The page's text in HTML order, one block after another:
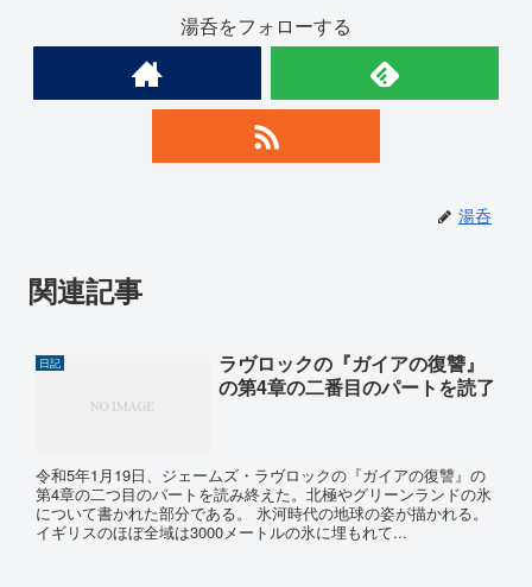
湯呑をフォローする
湯呑
関連記事
日記
ラヴロックの『ガイアの復讐』
の第4章の二番目のパートを読了
令和5年1月19日、ジェームズ・ラヴロックの『ガイアの復讐』の
第4章の二つ目のパートを読み終えた。北極やグリーンランドの氷
について書かれた部分である。 氷河時代の地球の姿が描かれる。
イギリスのほぼ全域は3000メートルの氷に埋もれて...